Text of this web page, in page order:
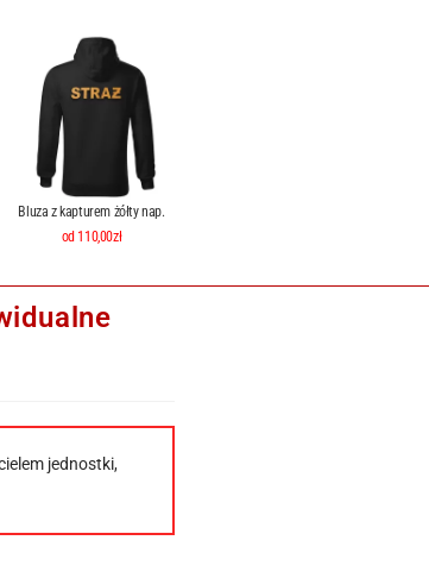
Bluza z kapturem żółty nap.
od 110,00zł
jednostki,